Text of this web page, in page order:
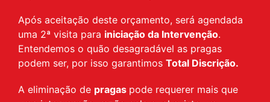
Após aceitação deste orçamento, será agendada
uma 2ª visita para iniciação da Intervenção.
Entendemos o quão desagradável as pragas
podem ser, por isso garantimos Total Discrição.
A eliminação de pragas pode requerer mais que